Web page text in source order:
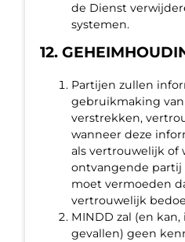
de Dienst
systemen.
12.
Partijen zullen
gebruikmaking
verstrekken,
wanneer deze
als vertrouwelijk of
ontvangende
moet vermoeden
vertrouwelijk
MINDD zal (en
gevallen) geen